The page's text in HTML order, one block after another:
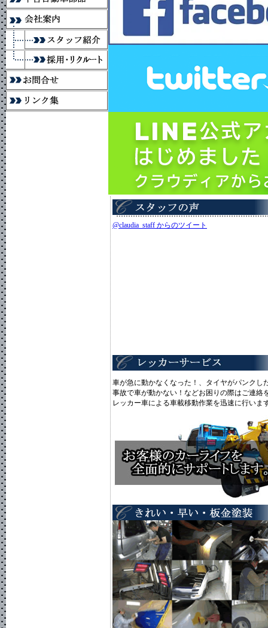
@claudia_staff からのツイート
車が急に動かなくなった！、タイヤがパンクし
事故で車が動かない！などお困りの際はご連絡
レッカー車による車載移動作業を迅速に行いま